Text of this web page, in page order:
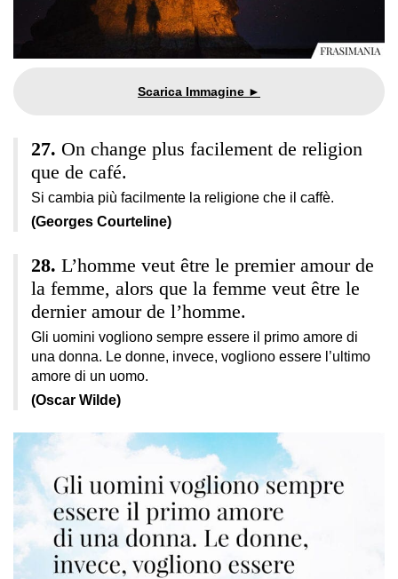
On change plus facilement de religion
que de café.
Si cambia più facilmente la religione che il caffè.
(Georges Courteline)
L’homme veut être le premier amour de
la femme, alors que la femme veut être le
dernier amour de l’homme.
Gli uomini vogliono sempre essere il primo amore di
una donna. Le donne, invece, vogliono essere l’ultimo
amore di un uomo.
(Oscar Wilde)